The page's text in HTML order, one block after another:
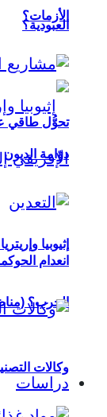
العبودية؟
إثيوبيا
الحرب؟
دراسات
الأزمات؟
تحوُّل طاقي
دوّامة الديون
انعدام
وكالات